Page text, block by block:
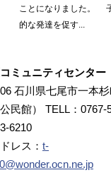
ミュニティセンター
石川県七尾市一本
公民館） TELL：0767-
6210
レス： t-